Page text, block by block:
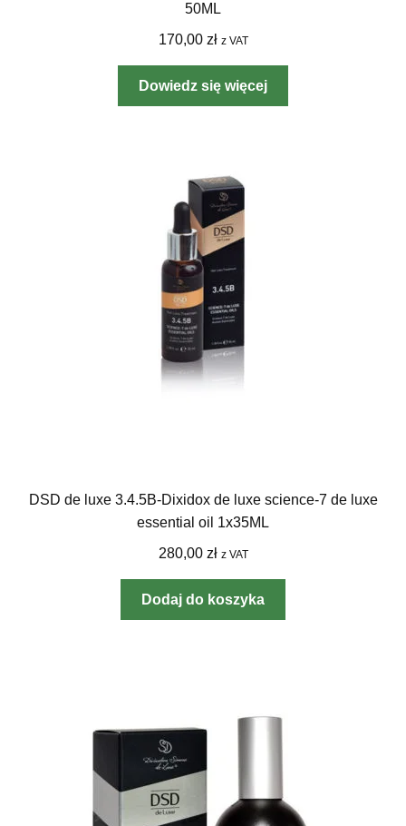
50ML
170,00 zł z VAT
Dowiedz się więcej
DSD de luxe 3.4.5B-Dixidox de luxe science-7 de luxe
essential oil 1x35ML
280,00 zł z VAT
Dodaj do koszyka